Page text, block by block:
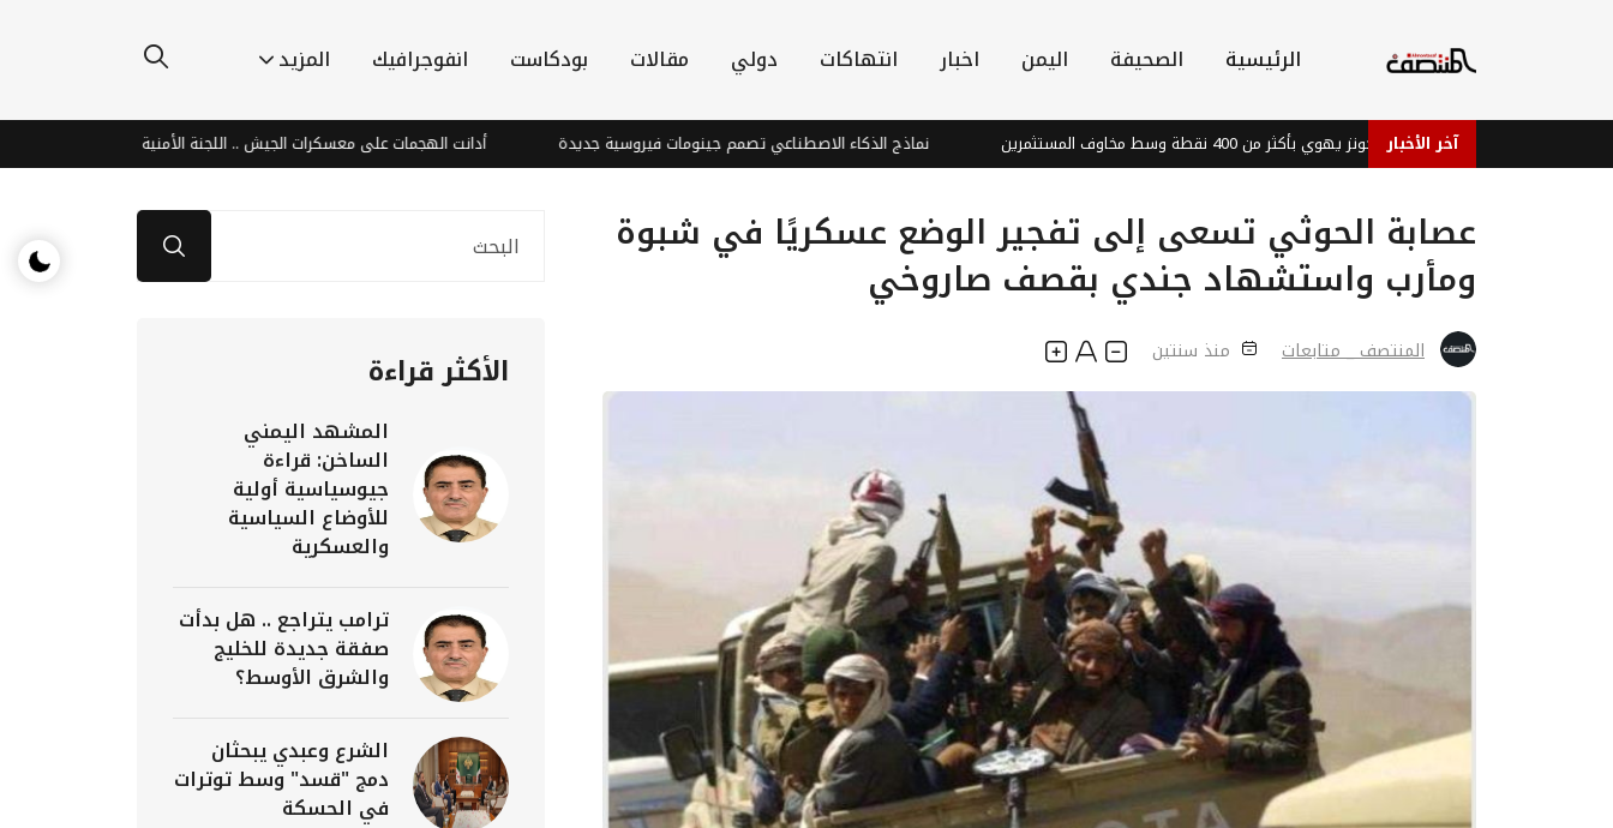
الرئيسية الصحيفة اليمن اخبار انتهاكات دولي مقالات بودكاست انفوجرافيك المزيد
آخر الأخبار
مؤشر داو جونز يهوي بأكثر من 400 نقطة وسط مخاوف المستثمرين نماذج الذكاء الاصطناعي تصمم جينومات فيروسية جديدة أدانت الهجمات على معسكرات الجيش .. اللجنة الأمنية بحضرموت : هجمات الحوثيين
عصابة الحوثي تسعى إلى تفجير الوضع عسكريًا في شبوة
ومأرب واستشهاد جندي بقصف صاروخي
المنتصف _ متابعات منذ سنتين الأكثر قراءة
المشهد اليمني
الساخن: قراءة
جيوسياسية أولية
للأوضاع السياسية
والعسكرية
ترامب يتراجع .. هل بدأت
صفقة جديدة للخليج
والشرق الأوسط؟
الشرع وعبدي يبحثان
دمج "قسد" وسط توترات
في الحسكة